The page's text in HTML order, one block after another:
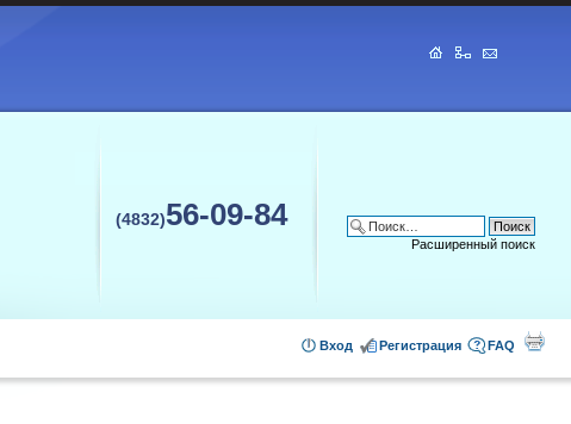
(4832)56-09-84
Расширенный поиск
FAQ
Регистрация
Вход